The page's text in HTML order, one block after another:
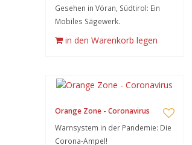
Gesehen in Vöran, Südtirol: Ein
Mobiles Sägewerk.
in den Warenkorb legen
Orange Zone - Coronavirus
Warnsystem in der Pandemie: Die
Corona-Ampel!